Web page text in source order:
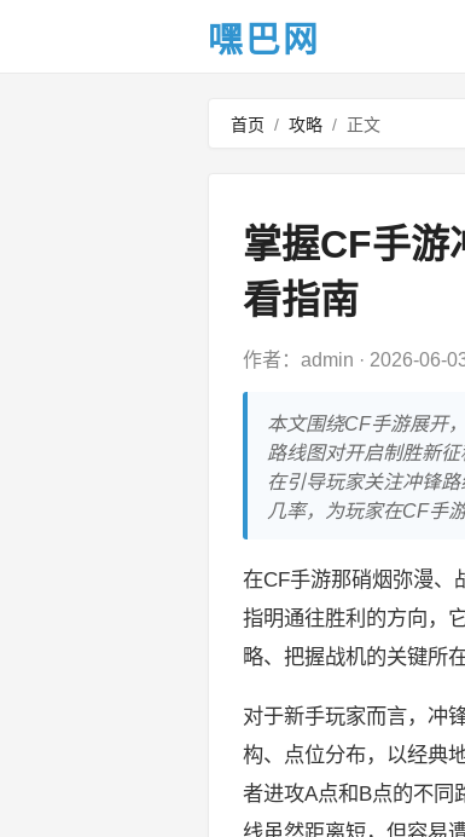
嘿巴网
首页 / 攻略 / 正文
掌握CF手游
看指南
作者：admin · 2026-06-
本文围绕CF手游展开
路线图对开启制胜新
在引导玩家关注冲锋
几率，为玩家在CF手
在CF手游那硝烟弥漫、
指明通往胜利的方向，
略、把握战机的关键所在
对于新手玩家而言，冲
构、点位分布，以经典
者进攻A点和B点的不同